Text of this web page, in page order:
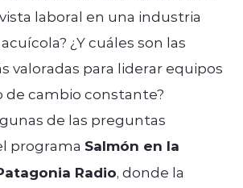
laboral en una industria
¿Y cuáles son las
valoradas para liderar equipos
de cambio constante?
de las preguntas
programa Salmón en la
Radio, donde la